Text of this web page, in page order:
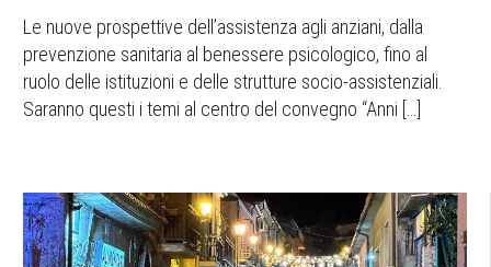
Le nuove prospettive dell’assistenza agli anziani, dalla
prevenzione sanitaria al benessere psicologico, fino al
ruolo delle istituzioni e delle strutture socio-assistenziali.
Saranno questi i temi al centro del convegno “Anni […]